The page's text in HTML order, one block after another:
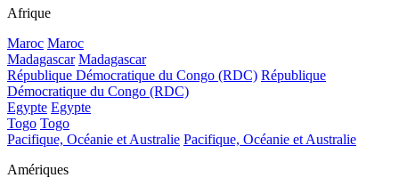
Afrique
Maroc Maroc
Madagascar Madagascar
République Démocratique du Congo (RDC) République
Démocratique du Congo (RDC)
Egypte Egypte
Togo Togo
Pacifique, Océanie et Australie Pacifique, Océanie et Australie
Amériques